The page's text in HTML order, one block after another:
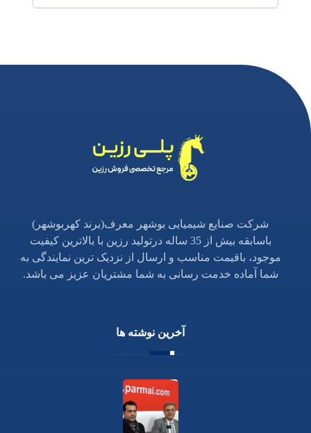
شرکت صنایع شیمیایی بوشهر معرف(برند کهربوشهر)
باسابقه بیش از 35 ساله درتولید رزین با بالاترین کیفیت
موجود، باقیمت مناسب و ارسال از نزدیک ترین نمایندگی به
شما آماده خدمت رسانی به شما مشتریان عزیز می باشد.
آخرین نوشته ها